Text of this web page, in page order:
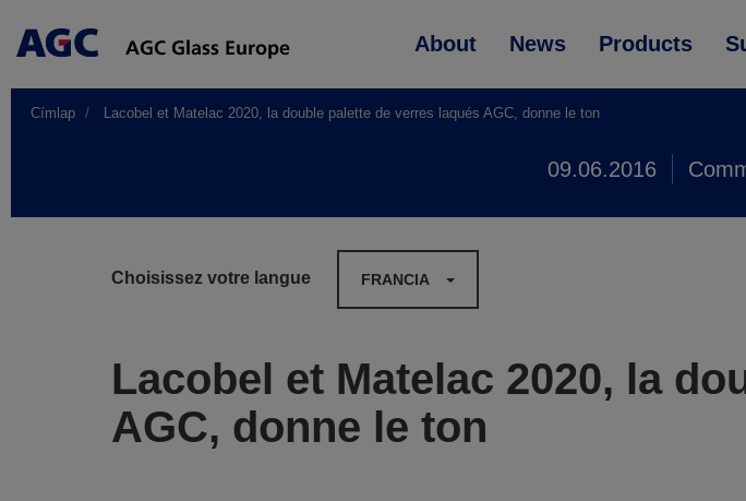
Main
About News Products
Címlap Lacobel et Matelac 2020, la double palette de verres laqués AGC, donne le ton
09.06.2016
Choisissez votre langue FRANCIA
Lacobel et Matelac 2020, la
AGC, donne le ton